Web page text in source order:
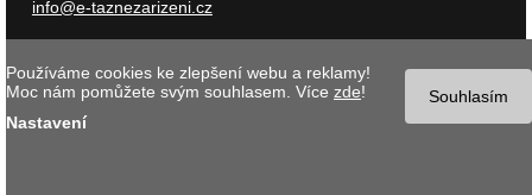
info@e-taznezarizeni.cz
Copyright © 2026 e-taznezarizeni.cz | Aktualizace 08.08.2026 |
internetového obchodu- MK software |Nastavení cookies Souhlasím
Používáme cookies ke zlepšení webu a reklamy!
Moc nám pomůžete svým souhlasem. Více zde!
Nastavení